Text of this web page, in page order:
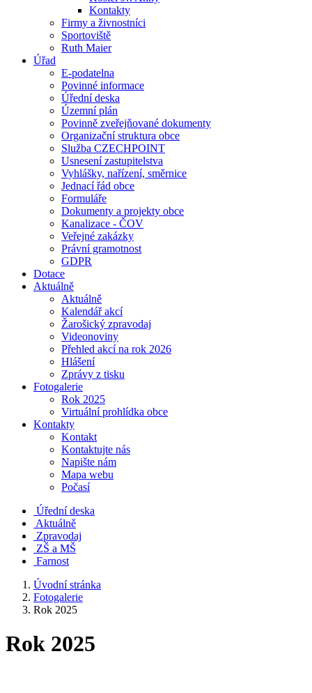
Kontakty
Firmy a živnostníci
Sportoviště
Ruth Maier
Úřad
E-podatelna
Povinné informace
Úřední deska
Územní plán
Povinně zveřejňované dokumenty
Organizační struktura obce
Služba CZECHPOINT
Usnesení zastupitelstva
Vyhlášky, nařízení, směrnice
Jednací řád obce
Formuláře
Dokumenty a projekty obce
Kanalizace - ČOV
Veřejné zakázky
Právní gramotnost
GDPR
Dotace
Aktuálně
Aktuálně
Kalendář akcí
Žarošický zpravodaj
Videonoviny
Přehled akcí na rok 2026
Hlášení
Zprávy z tisku
Fotogalerie
Rok 2025
Virtuální prohlídka obce
Kontakty
Kontakt
Kontaktujte nás
Napište nám
Mapa webu
Počasí
Úřední deska
Aktuálně
Zpravodaj
ZŠ a MŠ
Farnost
Úvodní stránka
Fotogalerie
Rok 2025
Rok 2025